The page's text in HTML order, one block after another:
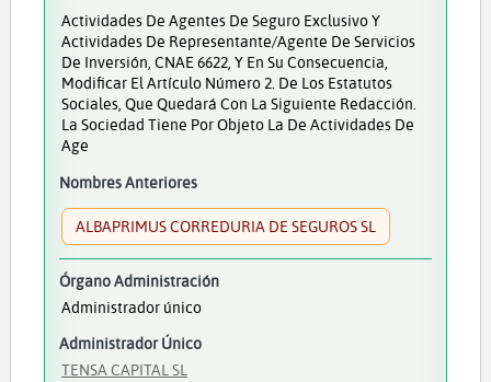
Actividades De Agentes De Seguro Exclusivo Y
Actividades De Representante/agente De Servicios
De Inversión, CNAE 6622, Y En Su Consecuencia,
Modificar El Artículo Número 2. De Los Estatutos
Sociales, Que Quedará Con La Siguiente Redacción.
La Sociedad Tiene Por Objeto La De Actividades De
Age
Nombres Anteriores
ALBAPRIMUS CORREDURIA DE SEGUROS SL
Órgano Administración
Administrador único
Administrador Único
TENSA CAPITAL SL